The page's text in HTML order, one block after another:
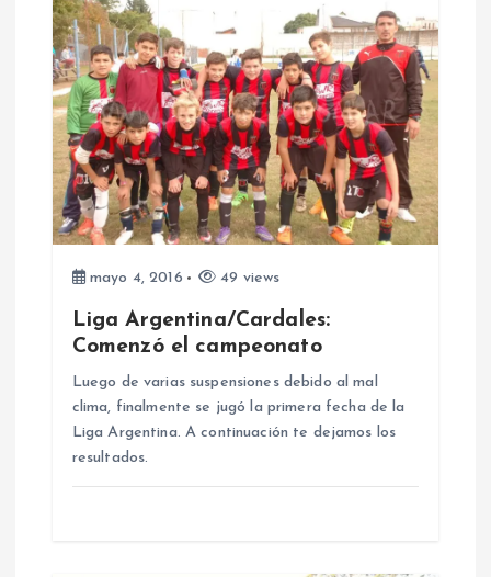
a
c
ó
n
mayo 4, 2016 49 views
Liga Argentina/Cardales:
Comenzó el campeonato
Luego de varias suspensiones debido al mal
clima, finalmente se jugó la primera fecha de la
Liga Argentina. A continuación te dejamos los
resultados.